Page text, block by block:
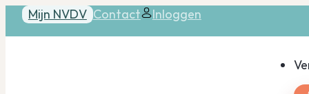
Mijn NVDV Contact Inloggen